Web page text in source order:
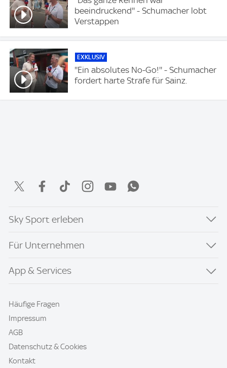
beeindruckend'' - Schumacher lobt
Verstappen
EXKLUSIV
''Ein absolutes No-Go!'' - Schumacher
fordert harte Strafe für Sainz.
Sky Sport erleben
Für Unternehmen
App & Services
Häufige Fragen
Impressum
AGB
Datenschutz & Cookies
Kontakt